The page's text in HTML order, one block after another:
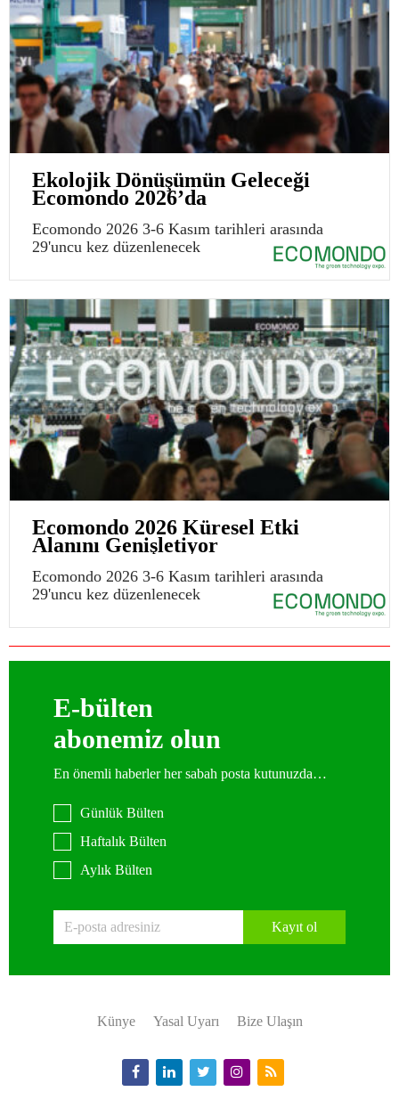
Ekolojik Dönüşümün Geleceği
Ecomondo 2026’da
Ecomondo 2026 3-6 Kasım tarihleri arasında
29'uncu kez düzenlenecek
Ecomondo 2026 Küresel Etki
Alanını Genişletiyor
Ecomondo 2026 3-6 Kasım tarihleri arasında
29'uncu kez düzenlenecek
E-bülten
abonemiz olun
En önemli haberler her sabah posta kutunuzda…
Günlük Bülten
Haftalık Bülten
Aylık Bülten
Kayıt ol
Künye Yasal Uyarı Bize Ulaşın